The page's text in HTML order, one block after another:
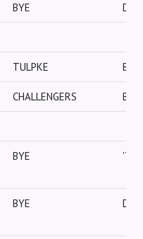
BYE DE
TULPKE BYE
CHALLENGERS BYE
BYE 'T
BYE DE